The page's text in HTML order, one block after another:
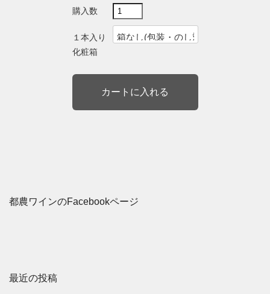
購入数
１本入り
化粧箱
都農ワインのFacebookページ
最近の投稿